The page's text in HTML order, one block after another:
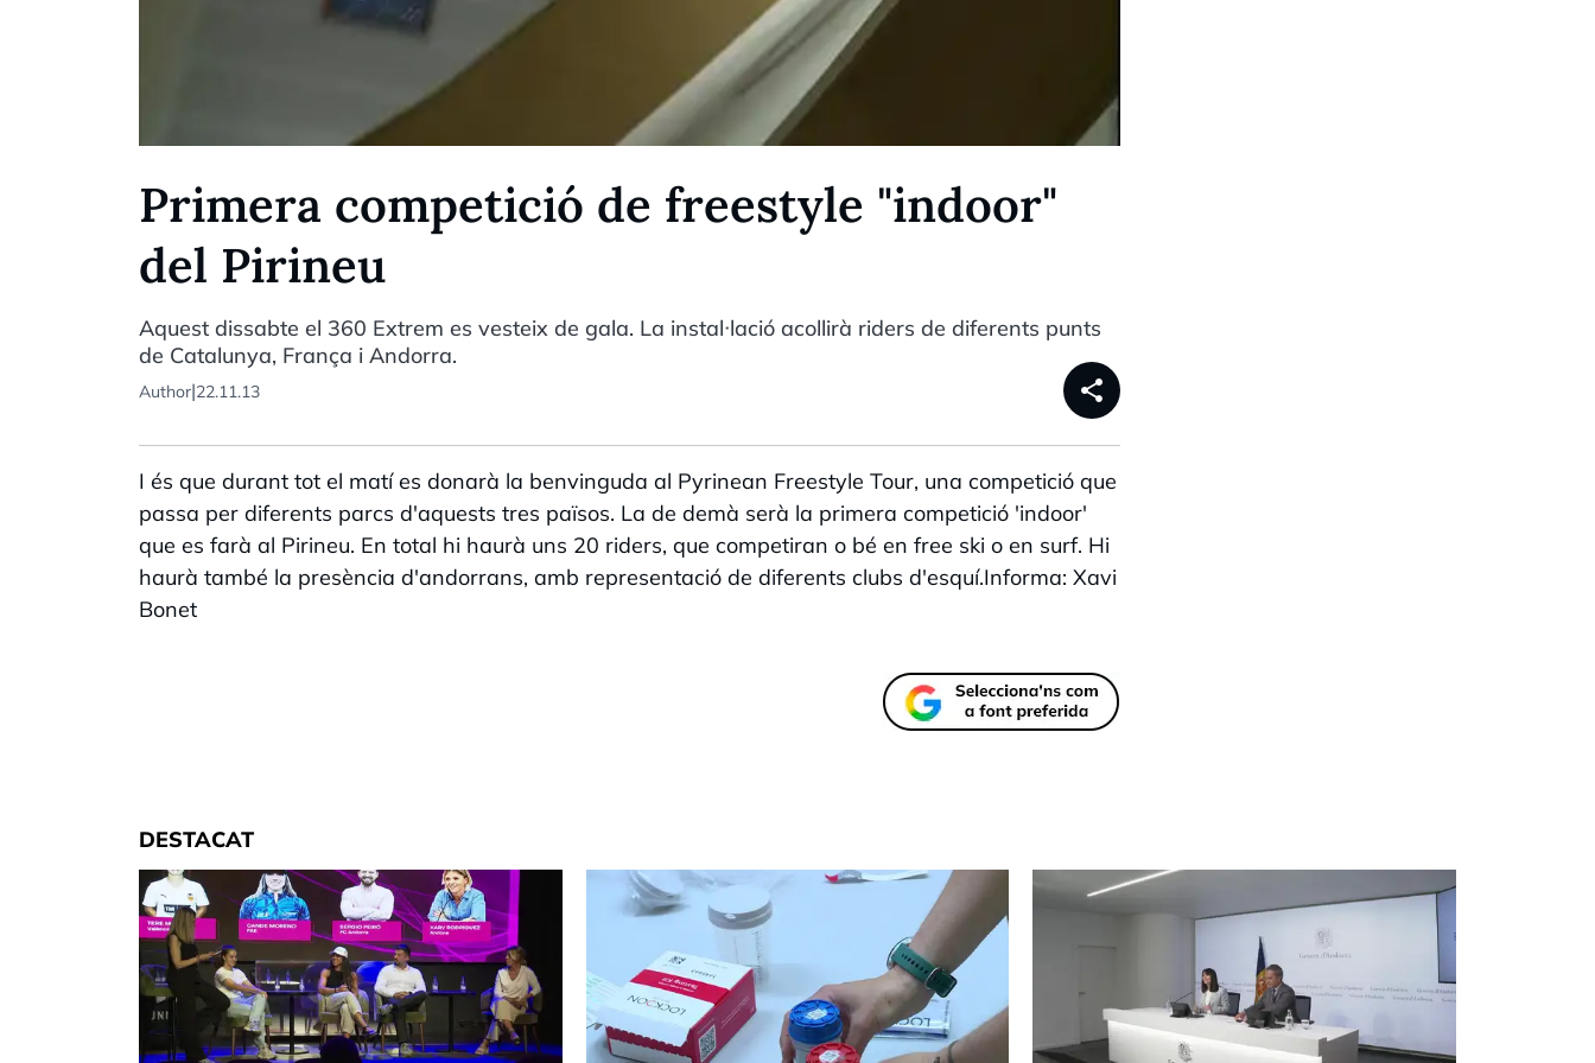
Primera competició de freestyle "indoor"
del Pirineu
Aquest dissabte el 360 Extrem es vesteix de gala. La instal·lació acollirà riders de diferents punts
de Catalunya, França i Andorra.
Author|22.11.13 share
I és que durant tot el matí es donarà la benvinguda al Pyrinean Freestyle Tour, una competició que
passa per diferents parcs d'aquests tres països. La de demà serà la primera competició 'indoor'
que es farà al Pirineu. En total hi haurà uns 20 riders, que competiran o bé en free ski o en surf. Hi
haurà també la presència d'andorrans, amb representació de diferents clubs d'esquí.Informa: Xavi
Bonet
DESTACAT